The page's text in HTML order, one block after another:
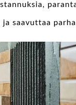
saavuttaa